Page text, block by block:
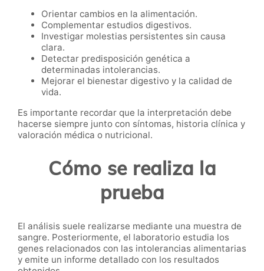
Orientar cambios en la alimentación.
Complementar estudios digestivos.
Investigar molestias persistentes sin causa
clara.
Detectar predisposición genética a
determinadas intolerancias.
Mejorar el bienestar digestivo y la calidad de
vida.
Es importante recordar que la interpretación debe
hacerse siempre junto con síntomas, historia clínica y
valoración médica o nutricional.
Cómo se realiza la
prueba
El análisis suele realizarse mediante una muestra de
sangre. Posteriormente, el laboratorio estudia los
genes relacionados con las intolerancias alimentarias
y emite un informe detallado con los resultados